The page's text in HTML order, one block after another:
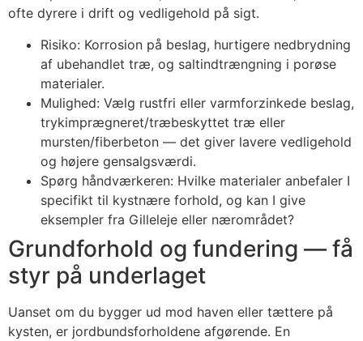
ofte dyrere i drift og vedligehold på sigt.
Risiko: Korrosion på beslag, hurtigere nedbrydning
af ubehandlet træ, og saltindtrængning i porøse
materialer.
Mulighed: Vælg rustfri eller varmforzinkede beslag,
trykimprægneret/træbeskyttet træ eller
mursten/fiberbeton — det giver lavere vedligehold
og højere gensalgsværdi.
Spørg håndværkeren: Hvilke materialer anbefaler I
specifikt til kystnære forhold, og kan I give
eksempler fra Gilleleje eller nærområdet?
Grundforhold og fundering — få
styr på underlaget
Uanset om du bygger ud mod haven eller tættere på
kysten, er jordbundsforholdene afgørende. En